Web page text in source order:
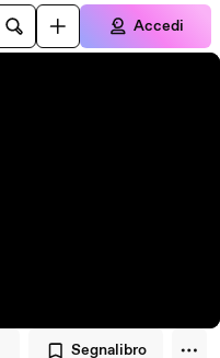
Accedi
Segnalibro